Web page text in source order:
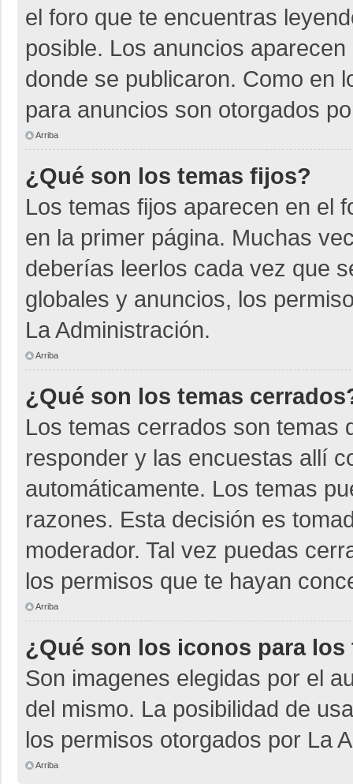
el foro que te encuentras
posible. Los anuncios
donde se publicaron. Como en
para anuncios son otorgados
Arriba
¿Qué son los temas fijos?
Los temas fijos aparecen en el
en la primer página. Muchas
deberías leerlos cada vez que
globales y anuncios, los
La Administración.
Arriba
¿Qué son los temas
Los temas cerrados son temas
responder y las encuestas allí
automáticamente. Los temas
razones. Esta decisión es
moderador. Tal vez puedas
los permisos que te hayan
Arriba
¿Qué son los iconos para los
Son imagenes elegidas por el
del mismo. La posibilidad de
los permisos otorgados por La
Arriba